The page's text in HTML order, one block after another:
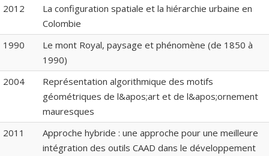
2012
La configuration spatiale et la hiérarchie urbaine en
Colombie
1990
Le mont Royal, paysage et phénomène (de 1850 à
1990)
2004
Représentation algorithmique des motifs
géométriques de l&apos;art et de l&apos;ornement
mauresques
2011
Approche hybride : une approche pour une meilleure
intégration des outils CAAD dans le développement